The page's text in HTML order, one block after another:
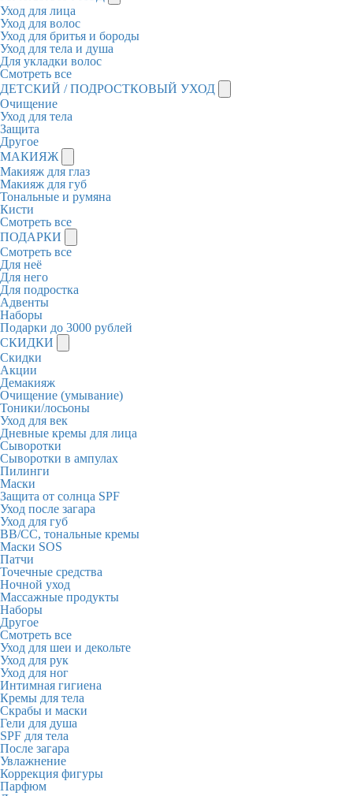
Уход для лица
Уход для волос
Уход для бритья и бороды
Уход для тела и душа
Для укладки волос
Смотреть все
ДЕТСКИЙ / ПОДРОСТКОВЫЙ УХОД
Очищение
Уход для тела
Защита
Другое
МАКИЯЖ
Макияж для глаз
Макияж для губ
Тональные и румяна
Кисти
Смотреть все
ПОДАРКИ
Смотреть все
Для неё
Для него
Для подростка
Адвенты
Наборы
Подарки до 3000 рублей
СКИДКИ
Скидки
Акции
Демакияж
Очищение (умывание)
Тоники/лосьоны
Уход для век
Дневные кремы для лица
Сыворотки
Сыворотки в ампулах
Пилинги
Маски
Защита от солнца SPF
Уход после загара
Уход для губ
BB/CC, тональные кремы
Маски SOS
Патчи
Точечные средства
Ночной уход
Массажные продукты
Наборы
Другое
Смотреть все
Уход для шеи и декольте
Уход для рук
Уход для ног
Интимная гигиена
Кремы для тела
Скрабы и маски
Гели для душа
SPF для тела
После загара
Увлажнение
Коррекция фигуры
Парфюм